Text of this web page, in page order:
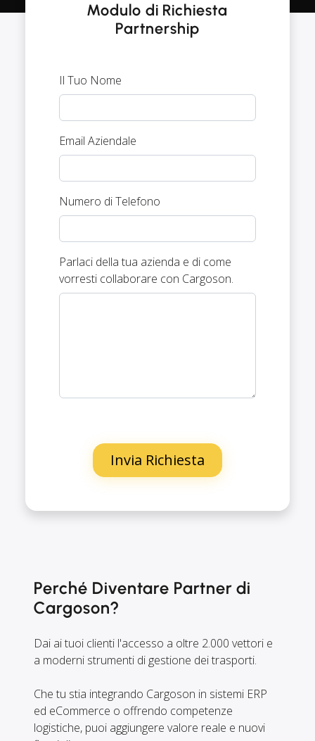
Modulo di Richiesta
Partnership
Il Tuo Nome
Email Aziendale
Numero di Telefono
Parlaci della tua azienda e di come
vorresti collaborare con Cargoson.
Perché Diventare Partner di
Cargoson?
Dai ai tuoi clienti l'accesso a oltre 2.000 vettori e
a moderni strumenti di gestione dei trasporti.
Che tu stia integrando Cargoson in sistemi ERP
ed eCommerce o offrendo competenze
logistiche, puoi aggiungere valore reale e nuovi